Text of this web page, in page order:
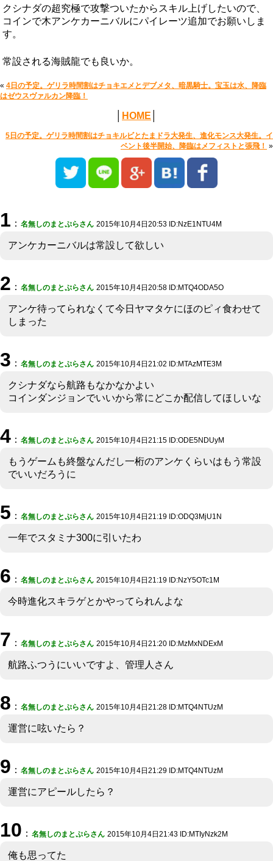
クシナダの超究極で攻撃ついたからスキル上げしたいので、
コインで木アンケカーニバルにパイレーツ追加でお願いしま
す。
常設される海賊龍でも良いか。
« 4日の予定。ゲリラ時間割はチョキエメとデブメタ、暗黒騎士。宝玉は水、降臨
はゼウスヴァルカン降臨！
HOME
5日の予定。ゲリラ時間割はチョキルビとたまドラ大発生、進化モンス大発生。イ
ベント後半開始、降臨はメフィストと張飛！ »
1 ： 名無しのまとぷらさん 2015年10月4日20:53 ID:NzE1NTU4M
アンケカーニバルは常設して欲しい
2 ： 名無しのまとぷらさん 2015年10月4日20:58 ID:MTQ4ODA5O
アンケ待ってられなくて今日ヤマタケにほのピィ食わせて
しまった
3 ： 名無しのまとぷらさん 2015年10月4日21:02 ID:MTAzMTE3M
クシナダなら航路もなかなかよい
コインダンジョンでいいから常にどこか配信してほしいな
4 ： 名無しのまとぷらさん 2015年10月4日21:15 ID:ODE5NDUyM
もうゲームも終盤なんだし一桁のアンケくらいはもう常設
でいいだろうに
5 ： 名無しのまとぷらさん 2015年10月4日21:19 ID:ODQ3MjU1N
一年でスタミナ300に引いたわ
6 ： 名無しのまとぷらさん 2015年10月4日21:19 ID:NzY5OTc1M
今時進化スキラゲとかやってられんよな
7 ： 名無しのまとぷらさん 2015年10月4日21:20 ID:MzMxNDExM
航路ふつうにいいですよ、管理人さん
8 ： 名無しのまとぷらさん 2015年10月4日21:28 ID:MTQ4NTUzM
運営に呟いたら？
9 ： 名無しのまとぷらさん 2015年10月4日21:29 ID:MTQ4NTUzM
運営にアピールしたら？
10 ： 名無しのまとぷらさん 2015年10月4日21:43 ID:MTIyNzk2M
俺も思ってた